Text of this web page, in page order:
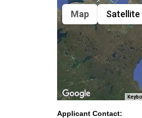
Map Satellite
Applicant Contact: